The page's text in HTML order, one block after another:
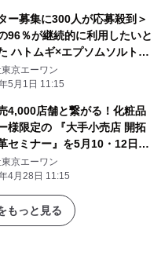
ー募集に300人が応募殺到＞
96％が継続的に利用したいと
ハトムギ×エプソムソルト入
強化を実施
京エーワン
5月1日 11:15
4,000店舗と繋がる！化粧品
様限定の 『大手小売店 開拓
セミナー』を5月10・12日に
京エーワン
4月28日 11:15
もっと見る